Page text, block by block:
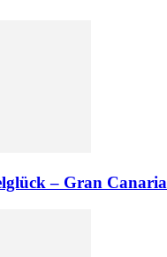
– Gran Canaria